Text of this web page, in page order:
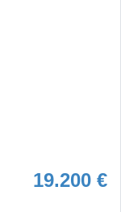
19.200 €